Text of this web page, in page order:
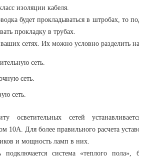
изоляции кабеля.
будет прокладываться в штробах, то
прокладку в трубах.
сетях. Их можно условно разделить на
сеть.
сеть.
сеть.
осветительных сетей
10А. Для более правильного расчета
и мощность ламп в них.
система «теплого пола»,